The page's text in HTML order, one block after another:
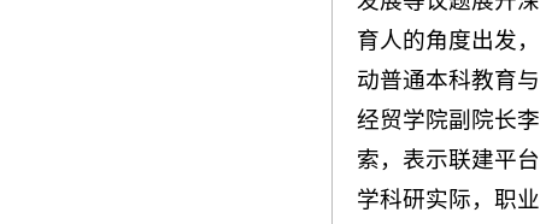
育人的角度出发
动普通本科教育
经贸学院副院长
索，表示联建平
学科研实际，职